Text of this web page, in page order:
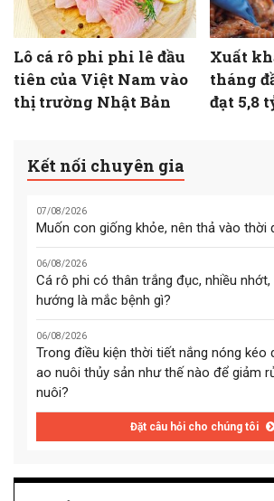
Lô cá rô phi phi lê đầu
tiên của Việt Nam vào
thị trường Nhật Bản
Xuất
tháng
đạt 5,8
Kết nối chuyên gia
07/08/2026
Muốn con giống khỏe, nên thả vào thời
06/08/2026
Cá rô phi có thân trắng đục, nhiều
hướng là mắc bệnh gì?
06/08/2026
Trong điều kiện thời tiết nắng nóng kéo
ao nuôi thủy sản như thế nào để giảm
nuôi?
Đặt câu hỏi cho chúng tôi